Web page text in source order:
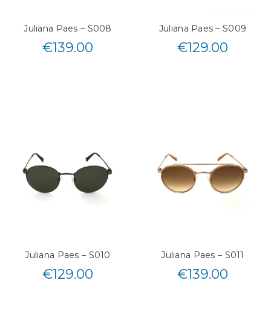
Juliana Paes – S008
€139.00
Juliana Paes – S009
€129.00
Juliana Paes – S010
€129.00
Juliana Paes – S011
€139.00